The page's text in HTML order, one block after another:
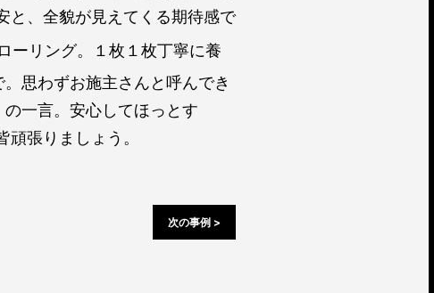
と、全貌が見えてくる期待感で
ーリング。１枚１枚丁寧に養
思わずお施主さんと呼んでき
一言。安心してほっとす
張りましょう。
次の事例 >